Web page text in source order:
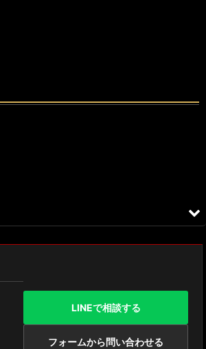
LINEで相談する
フォームから問い合わせる